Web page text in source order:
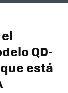
QD-
está